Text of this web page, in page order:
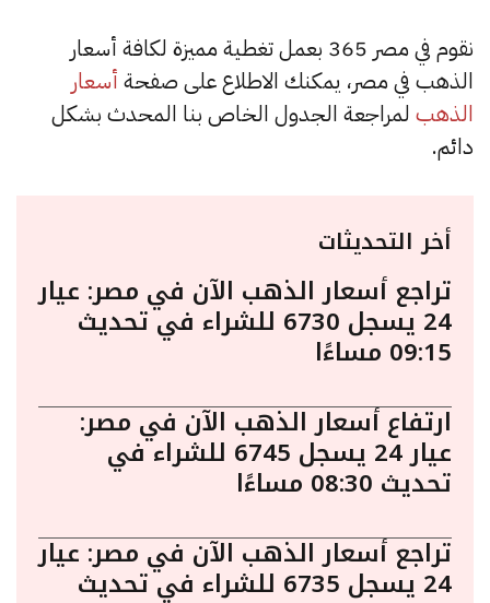
نقوم في مصر 365 بعمل تغطية مميزة لكافة أسعار
الذهب في مصر، يمكنك الاطلاع على صفحة أسعار
الذهب لمراجعة الجدول الخاص بنا المحدث بشكل
دائم.
أخر التحديثات
تراجع أسعار الذهب الآن في مصر: عيار
24 يسجل 6730 للشراء في تحديث
09:15 مساءًا
ارتفاع أسعار الذهب الآن في مصر:
عيار 24 يسجل 6745 للشراء في
تحديث 08:30 مساءًا
تراجع أسعار الذهب الآن في مصر: عيار
24 يسجل 6735 للشراء في تحديث